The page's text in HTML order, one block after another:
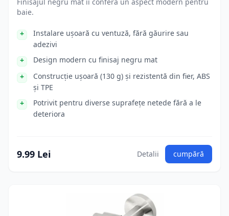
baie.
Instalare ușoară cu ventuză, fără găurire sau
adezivi
Design modern cu finisaj negru mat
Construcție ușoară (130 g) și rezistentă din fier, ABS
și TPE
Potrivit pentru diverse suprafețe netede fără a le
deteriora
9.99 Lei Detalii cumpără